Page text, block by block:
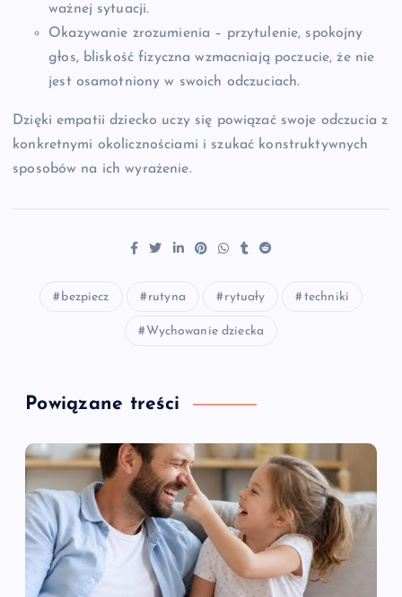
ważnej sytuacji.
Okazywanie zrozumienia – przytulenie, spokojny
głos, bliskość fizyczna wzmacniają poczucie, że nie
jest osamotniony w swoich odczuciach.
Dzięki empatii dziecko uczy się powiązać swoje odczucia z
konkretnymi okolicznościami i szukać konstruktywnych
sposobów na ich wyrażenie.
bezpiecz rutyna rytuały techniki
Wychowanie dziecka
Powiązane treści